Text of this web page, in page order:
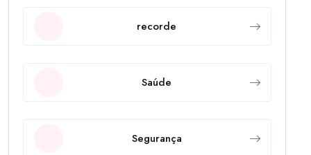
recorde
Saúde
Segurança